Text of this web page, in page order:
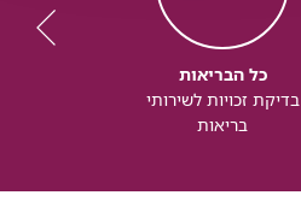
כל הבריאות
בדיקת זכויות לשירותי
בריאות